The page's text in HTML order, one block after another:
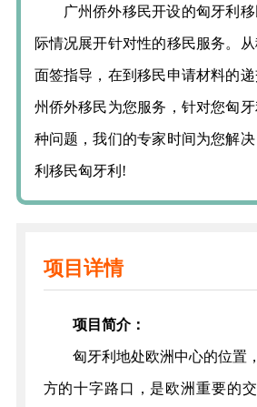
广州侨外移民开设的匈牙利移
际情况展开针对性的移民服务。
面签指导，在到移民申请材料的
州侨外移民为您服务，针对您匈
种问题，我们的专家时间为您解
利移民匈牙利!
项目详情
项目简介：
匈牙利地处欧洲中心的位置
方的十字路口，是欧洲重要的